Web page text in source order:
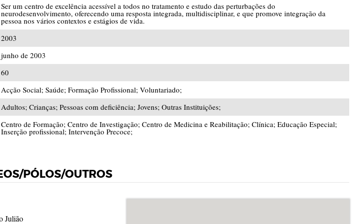
Ser um centro de excelência acessível a todos no tratamento e estudo das perturbações do
neurodesenvolvimento, oferecendo uma resposta integrada, multidisciplinar, e que promove integração da
pessoa nos vários contextos e estágios de vida.
2003
junho de 2003
60
Acção Social; Saúde; Formação Profissional; Voluntariado;
Adultos; Crianças; Pessoas com deficiência; Jovens; Outras Instituições;
Centro de Formação; Centro de Investigação; Centro de Medicina e Reabilitação; Clínica; Educação Especial;
Inserção profissional; Intervenção Precoce;
PÓLOS/OUTROS
Julião